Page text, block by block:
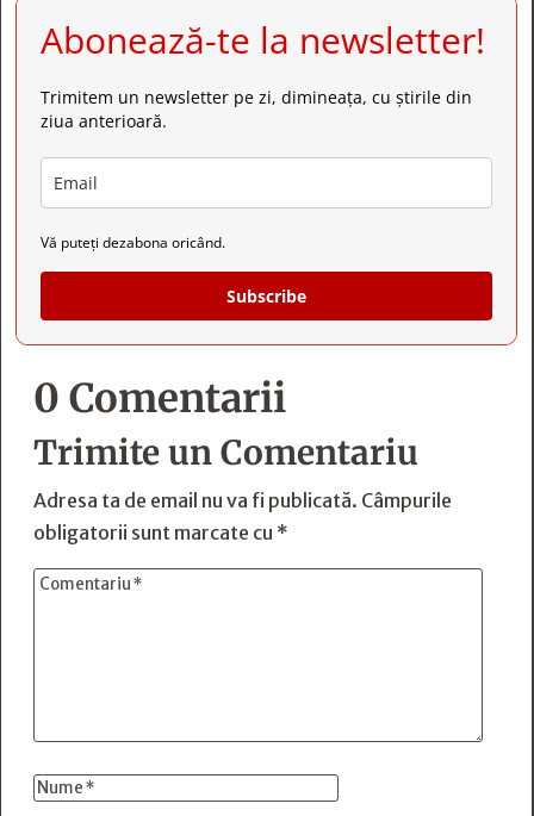
Abonează-te la newsletter!
Trimitem un newsletter pe zi, dimineața, cu știrile din
ziua anterioară.
Vă puteți dezabona oricând.
Subscribe
0 Comentarii
Trimite un Comentariu
Adresa ta de email nu va fi publicată. Câmpurile
obligatorii sunt marcate cu *